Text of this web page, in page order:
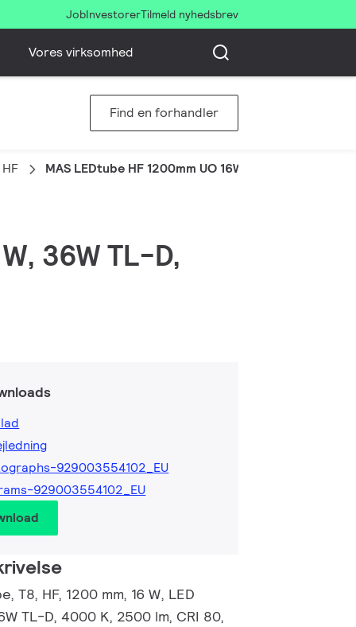
JobInvestorerTilmeld nyhedsbrev
Vores virksomhed
Find en forhandler
MAS LEDtube HF 1200mm UO 16W840 T8
36W TL-D,
929003554102_EU
929003554102_EU
T8, HF, 1200 mm, 16 W, LED
TL-D, 4000 K, 2500 lm, CRI 80,